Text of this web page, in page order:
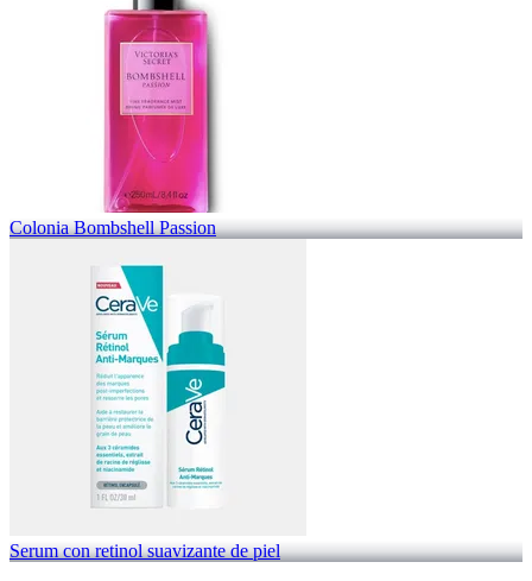
Colonia Bombshell Passion
Serum con retinol suavizante de piel